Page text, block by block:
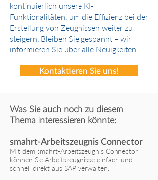
kontinuierlich unsere KI-
Funktionalitäten, um die Effizienz bei der
Erstellung von Zeugnissen weiter zu
steigern. Bleiben Sie gespannt – wir
informieren Sie über alle Neuigkeiten.
Kontaktieren Sie uns!
Was Sie auch noch zu diesem
Thema interessieren könnte:
smahrt-Arbeitszeugnis Connector
Mit dem smahrt-Arbeitszeugnis Connector
können Sie Arbeitszeugnisse einfach und
schnell direkt aus SAP verwalten.